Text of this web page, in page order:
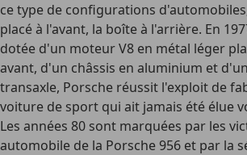
ce type de configurations
placé à l'avant, la boîte à l'arrière. En
dotée d'un moteur V8 en métal léger
avant, d'un châssis en aluminium et
transaxle, Porsche réussit l'exploit de
voiture de sport qui ait jamais été élue
Les années 80 sont marquées par les
automobile de la Porsche 956 et par la